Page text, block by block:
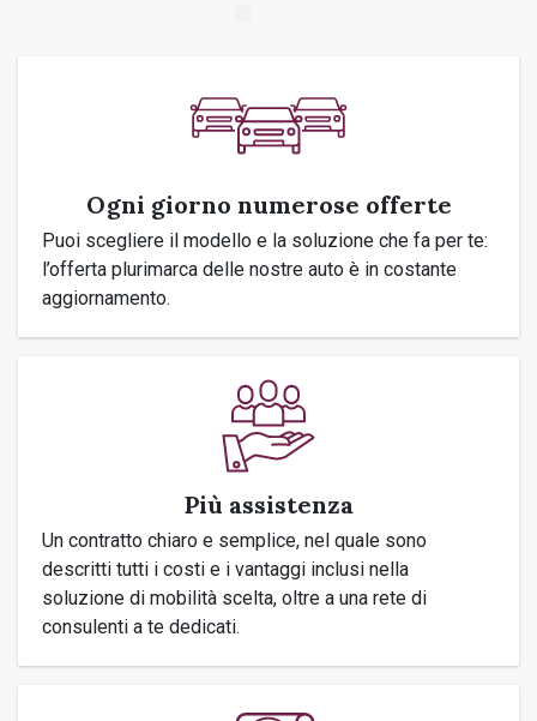
Ogni giorno numerose offerte
Puoi scegliere il modello e la soluzione che fa per te:
l’offerta plurimarca delle nostre auto è in costante
aggiornamento.
Più assistenza
Un contratto chiaro e semplice, nel quale sono
descritti tutti i costi e i vantaggi inclusi nella
soluzione di mobilità scelta, oltre a una rete di
consulenti a te dedicati.